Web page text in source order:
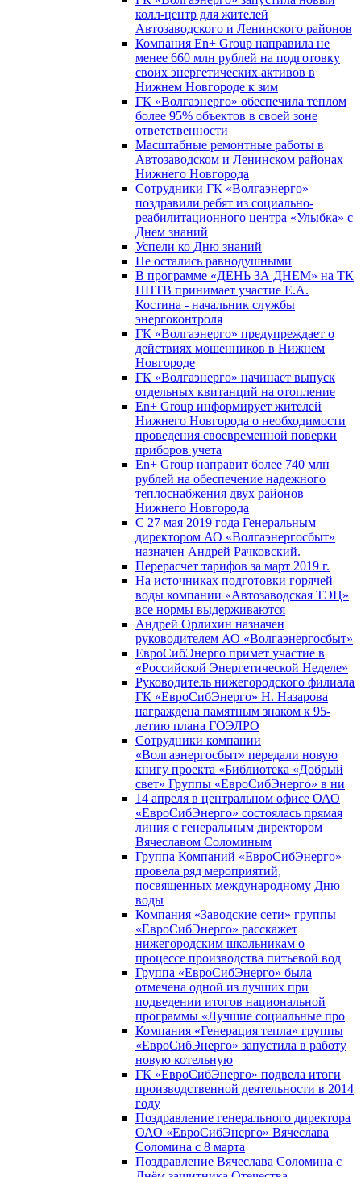
колл-центр для жителей
Автозаводского и Ленинского районов
Компания En+ Group направила не
менее 660 млн рублей на подготовку
своих энергетических активов в
Нижнем Новгороде к зим
ГК «Волгаэнерго» обеспечила теплом
более 95% объектов в своей зоне
ответственности
Масштабные ремонтные работы в
Автозаводском и Ленинском районах
Нижнего Новгорода
Сотрудники ГК «Волгаэнерго»
поздравили ребят из социально-
реабилитационного центра «Улыбка» с
Днем знаний
Успели ко Дню знаний
Не остались равнодушными
В программе «ДЕНЬ ЗА ДНЕМ» на ТК
ННТВ принимает участие Е.А.
Костина - начальник службы
энергоконтроля
ГК «Волгаэнерго» предупреждает о
действиях мошенников в Нижнем
Новгороде
ГК «Волгаэнерго» начинает выпуск
отдельных квитанций на отопление
En+ Group информирует жителей
Нижнего Новгорода о необходимости
проведения своевременной поверки
приборов учета
En+ Group направит более 740 млн
рублей на обеспечение надежного
теплоснабжения двух районов
Нижнего Новгорода
С 27 мая 2019 года Генеральным
директором АО «Волгаэнергосбыт»
назначен Андрей Рачковский.
Перерасчет тарифов за март 2019 г.
На источниках подготовки горячей
воды компании «Автозаводская ТЭЦ»
все нормы выдерживаются
Андрей Орлихин назначен
руководителем АО «Волгаэнергосбыт»
ЕвроСибЭнерго примет участие в
«Российской Энергетической Неделе»
Руководитель нижегородского филиала
ГК «ЕвроСибЭнерго» Н. Назарова
награждена памятным знаком к 95-
летию плана ГОЭЛРО
Сотрудники компании
«Волгаэнергосбыт» передали новую
книгу проекта «Библиотека «Добрый
свет» Группы «ЕвроСибЭнерго» в ни
14 апреля в центральном офисе ОАО
«ЕвроСибЭнерго» состоялась прямая
линия с генеральным директором
Вячеславом Соломиным
Группа Компаний «ЕвроСибЭнерго»
провела ряд мероприятий,
посвященных международному Дню
воды
Компания «Заводские сети» группы
«ЕвроСибЭнерго» расскажет
нижегородским школьникам о
процессе производства питьевой вод
Группа «ЕвроСибЭнерго» была
отмечена одной из лучших при
подведении итогов национальной
программы «Лучшие социальные про
Компания «Генерация тепла» группы
«ЕвроСибЭнерго» запустила в работу
новую котельную
ГК «ЕвроСибЭнерго» подвела итоги
производственной деятельности в 2014
году
Поздравление генерального директора
ОАО «ЕвроСибЭнерго» Вячеслава
Соломина с 8 марта
Поздравление Вячеслава Соломина с